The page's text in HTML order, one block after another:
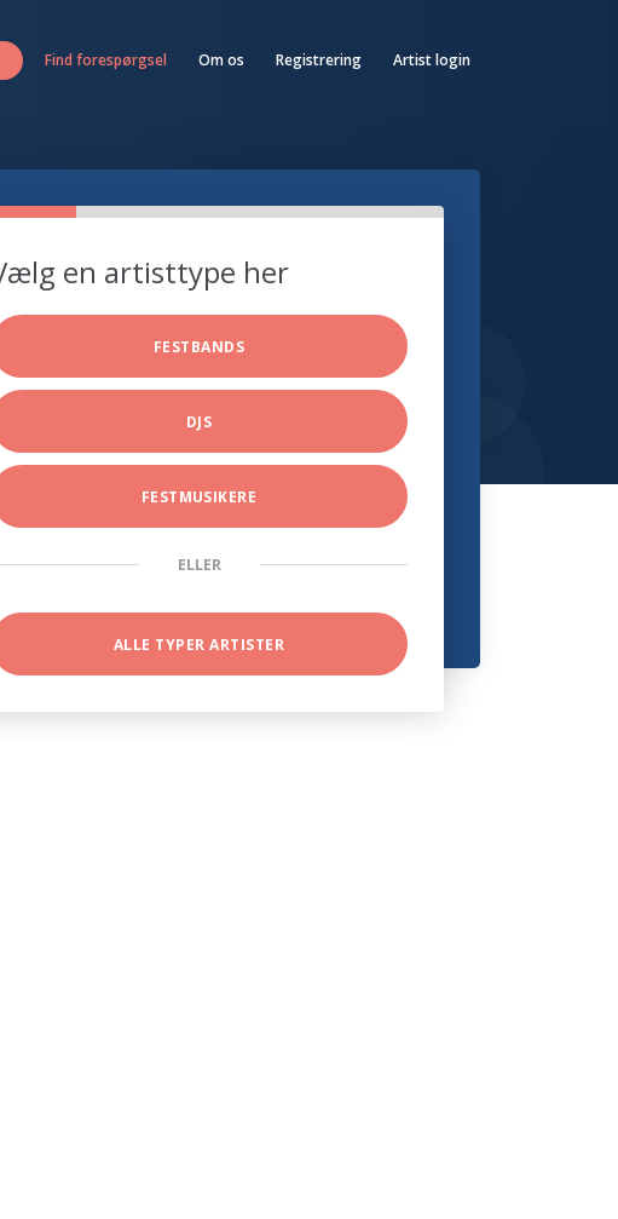
Find forespørgsel Om os Registrering Artist login
en artisttype her
FESTBANDS
DJS
FESTMUSIKERE
ELLER
ALLE TYPER ARTISTER